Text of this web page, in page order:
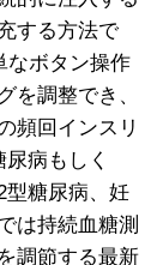
する方法で
なボタン操作
を調整でき、
頻回インスリ
病もしく
型糖尿病、妊
は持続血糖測
調節する最新